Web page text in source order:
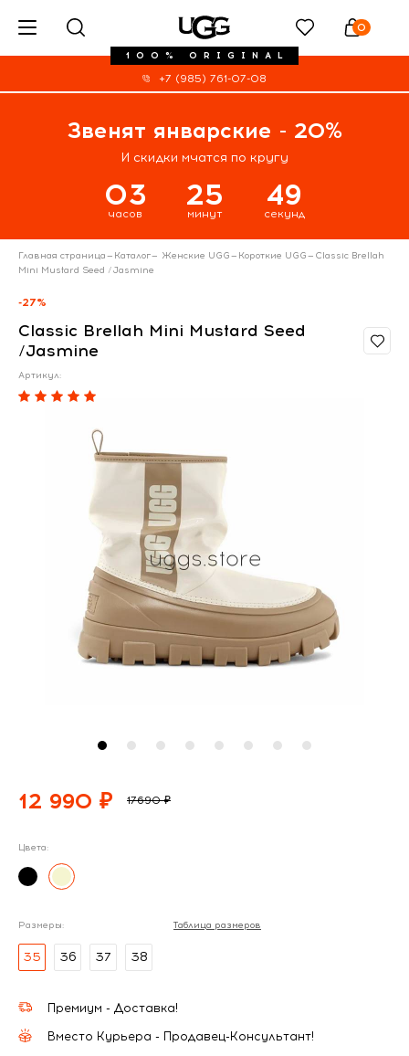
100% ORIGINAL
0
+7 (985) 761-07-08
Звенят январские - 20%
И скидки мчатся по кругу
03
часов
25
минут
49
секунд
Главная страница— Каталог— Женские UGG— Короткие UGG— Classic Brellah
Mini Mustard Seed /Jasmine
-27%
Classic Brellah Mini Mustard Seed
/Jasmine
Артикул:
12 990 ₽ 17690 ₽
Цвета:
Размеры: Таблица размеров
35 36 37 38
Премиум - Доставка!
Вместо Курьера - Продавец-Консультант!